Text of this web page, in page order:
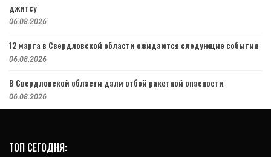
джитсу
06.08.2026
12 марта в Свердловской области ожидаются следующие события
06.08.2026
В Свердловской области дали отбой ракетной опасности
06.08.2026
ТОП СЕГОДНЯ: